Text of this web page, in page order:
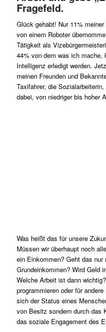
Fragefeld.
Glück gehabt! Nur 11%
von einem Roboter
Tätigkeit als
44% von dem was ich
Intelligenz erledigt werden.
meinen Freunden und
Taxifahrer, die
dabei, von niedriger bis hoher
Was heißt das für unsere
Müssen wir überhaupt noch
ein Einkommen? Geht das
Grundeinkommen? Wird Geld
Welche Arbeit ist dann
programmieren oder für
sich der Status eines
von Besitz sondern durch das
das soziale Engagement des